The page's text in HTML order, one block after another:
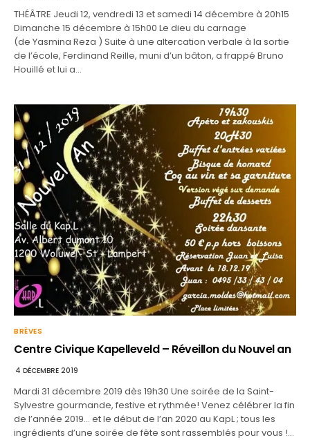
THÉÂTRE Jeudi 12, vendredi 13 et samedi 14 décembre à 20h15
Dimanche 15 décembre à 15h00 Le dieu du carnage
(de Yasmina Reza ) Suite à une altercation verbale à la sortie
de l’école, Ferdinand Reille, muni d’un bâton, a frappé Bruno
Houillé et lui a…
BRÈVES
Centre Civique Kapelleveld – Réveillon du Nouvel an
4 DÉCEMBRE 2019
Mardi 31 décembre 2019 dès 19h30 Une soirée de la Saint-
Sylvestre gourmande, festive et rythmée! Venez célébrer la fin
de l’année 2019… et le début de l’an 2020 au KapL ; tous les
ingrédients d’une soirée de fête sont rassemblés pour vous !…